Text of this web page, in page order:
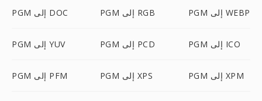
PGM إلى DOC PGM إلى RGB PGM إلى WEBP
PGM إلى YUV PGM إلى PCD PGM إلى ICO
PGM إلى PFM PGM إلى XPS PGM إلى XPM